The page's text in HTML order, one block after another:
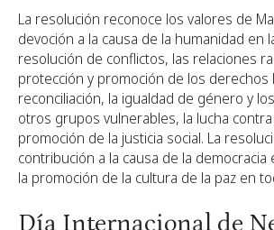
La resolución reconoce los valores de
devoción a la causa de la humanidad en
resolución de conflictos, las relaciones
protección y promoción de los derechos
reconciliación, la igualdad de género y
otros grupos vulnerables, la lucha
promoción de la justicia social. La
contribución a la causa de la
la promoción de la cultura de la paz en
Día Internacional de